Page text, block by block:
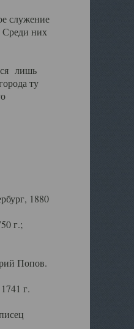
служение
Среди них
лишь
ту
1880
г.;
Попов.
г.